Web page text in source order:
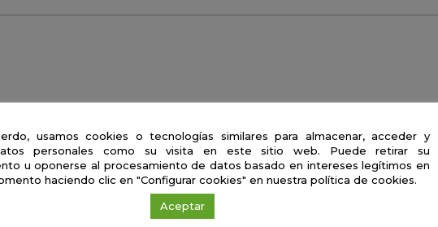
¿Ciencia o ciencia-ficción?
usamos cookies o tecnologías similares para almacenar, acceder y
personales como su visita en este sitio web. Puede retirar su
u oponerse al procesamiento de datos basado en intereses legítimos en
haciendo clic en "Configurar cookies" en nuestra política de cookies.
Aceptar